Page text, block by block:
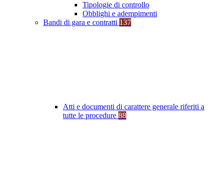
Tipologie di controllo
Obblighi e adempimenti
Bandi di gara e contratti 137
Atti e documenti di carattere generale riferiti a
tutte le procedure 88